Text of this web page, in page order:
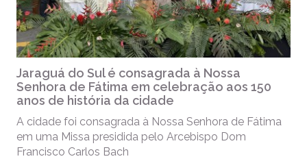
Jaraguá do Sul é consagrada à Nossa
Senhora de Fátima em celebração aos 150
anos de história da cidade
A cidade foi consagrada à Nossa Senhora de Fátima
em uma Missa presidida pelo Arcebispo Dom
Francisco Carlos Bach